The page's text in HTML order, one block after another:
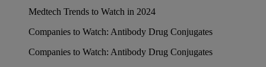
Medtech Trends to Watch in 2024
Companies to Watch: Antibody Drug Conjugates
Companies to Watch: Antibody Drug Conjugates